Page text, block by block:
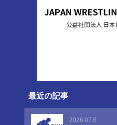
最近の記事
2026.07.6